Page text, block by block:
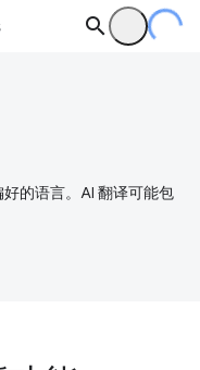
的语言。AI 翻译可能包